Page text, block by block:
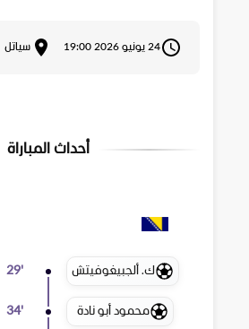
24 يونيو 2026 19:00 سياتل
أحداث المباراة
ك. ألجبيغوفيتش 29'
محمود أبو نادة 34'